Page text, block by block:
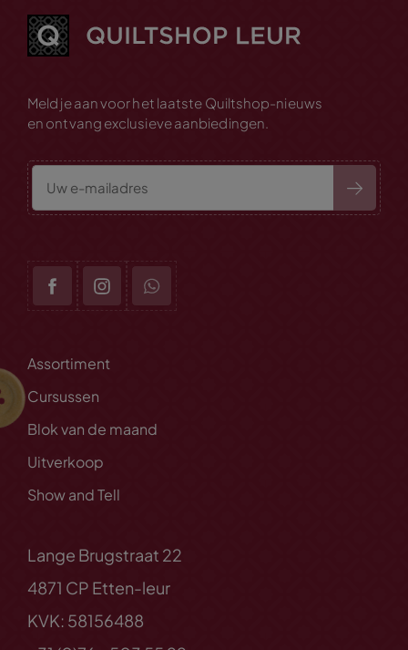
Meld je aan voor het laatste Quiltshop-nieuws
en ontvang exclusieve aanbiedingen.
Assortiment
Cursussen
Blok van de maand
Uitverkoop
Show and Tell
Lange Brugstraat 22
4871 CP Etten-leur
KVK: 58156488